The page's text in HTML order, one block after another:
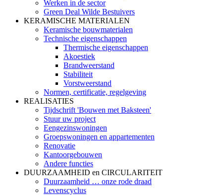
Werken in de sector
Green Deal Wilde Bestuivers
KERAMISCHE MATERIALEN
Keramische bouwmaterialen
Technische eigenschappen
Thermische eigenschappen
Akoestiek
Brandweerstand
Stabiliteit
Vorstweerstand
Normen, certificatie, regelgeving
REALISATIES
Tijdschrift 'Bouwen met Baksteen'
Stuur uw project
Eengezinswoningen
Groepswoningen en appartementen
Renovatie
Kantoorgebouwen
Andere functies
DUURZAAMHEID en CIRCULARITEIT
Duurzaamheid … onze rode draad
Levenscyclus